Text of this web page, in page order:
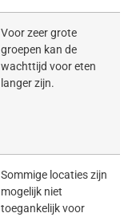
Voor zeer grote
groepen kan de
wachttijd voor eten
langer zijn.
Sommige locaties zijn
mogelijk niet
toegankelijk voor